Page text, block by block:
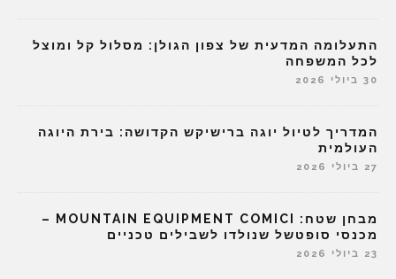
התעלומה המדעית של צפון הגולן: מסלול קל ומוצל
לכל המשפחה
30 ביולי 2026
המדריך לטיול יוגה ברישיקש הקדושה: בירת היוגה
העולמית
27 ביולי 2026
מבחן שטח: MOUNTAIN EQUIPMENT COMICI –
מכנסי סופטשל שנולדו לשבילים טכניים
23 ביולי 2026